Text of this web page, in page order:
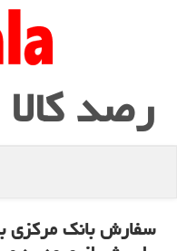
رصد كالا
سفارش بانك مركزی